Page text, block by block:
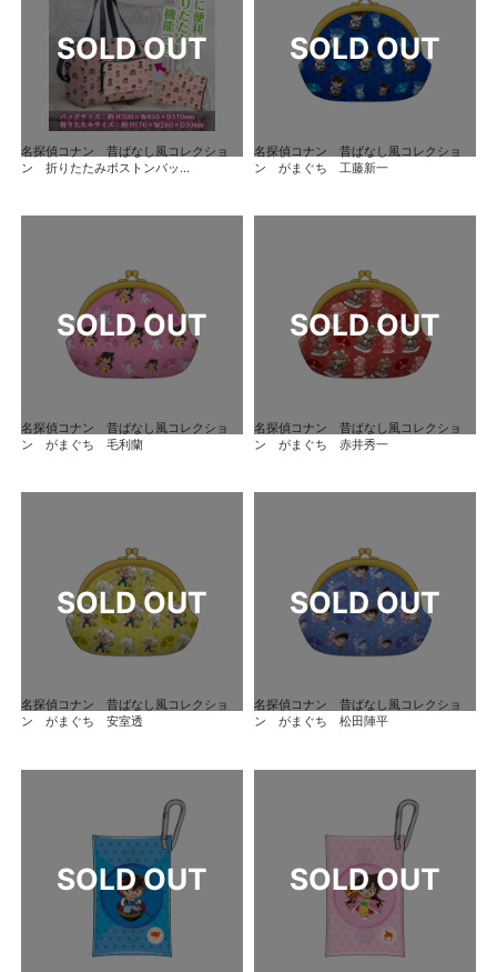
名探偵コナン 昔ばなし風コレクショ
ン 折りたたみボストンバッ...
名探偵コナン 昔ばなし風コレクショ
ン がまぐち 工藤新一
名探偵コナン 昔ばなし風コレクショ
ン がまぐち 毛利蘭
名探偵コナン 昔ばなし風コレクショ
ン がまぐち 赤井秀一
名探偵コナン 昔ばなし風コレクショ
ン がまぐち 安室透
名探偵コナン 昔ばなし風コレクショ
ン がまぐち 松田陣平